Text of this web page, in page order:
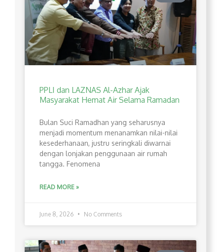
PPLI dan LAZNAS Al-Azhar Ajak
Masyarakat Hemat Air Selama Ramadan
Bulan Suci Ramadhan yang seharusnya
menjadi momentum menanamkan nilai-nilai
kesederhanaan, justru seringkali diwarnai
dengan lonjakan penggunaan air rumah
tangga. Fenomena
READ MORE »
June 8, 2026 No Comments